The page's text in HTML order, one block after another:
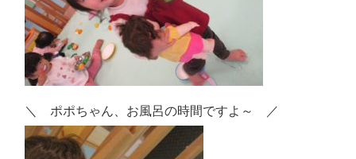
＼ ポポちゃん、お風呂の時間ですよ～ ／